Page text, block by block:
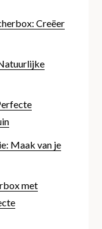
Creëer
Maak van je
met